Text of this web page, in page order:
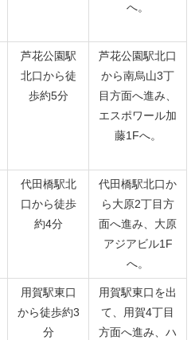
へ。
芦花公園駅
北口から徒
歩約5分
芦花公園駅北口
から南烏山3丁
目方面へ進み、
エスポワール加
藤1Fへ。
代田橋駅北
口から徒歩
約4分
代田橋駅北口か
ら大原2丁目方
面へ進み、大原
アジアビル1F
へ。
用賀駅東口
から徒歩約3
分
用賀駅東口を出
て、用賀4丁目
方面へ進み、ハ